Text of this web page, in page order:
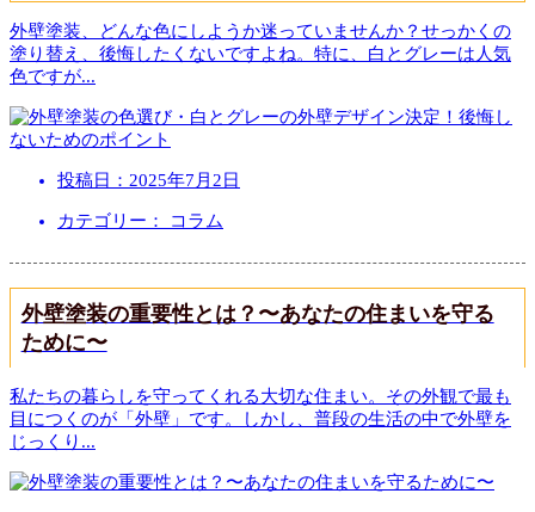
外壁塗装、どんな色にしようか迷っていませんか？せっかくの
塗り替え、後悔したくないですよね。特に、白とグレーは人気
色ですが...
投稿日： 2025年7月2日
カテゴリー： コラム
外壁塗装の重要性とは？〜あなたの住まいを守る
ために〜
私たちの暮らしを守ってくれる大切な住まい。その外観で最も
目につくのが「外壁」です。しかし、普段の生活の中で外壁を
じっくり ...